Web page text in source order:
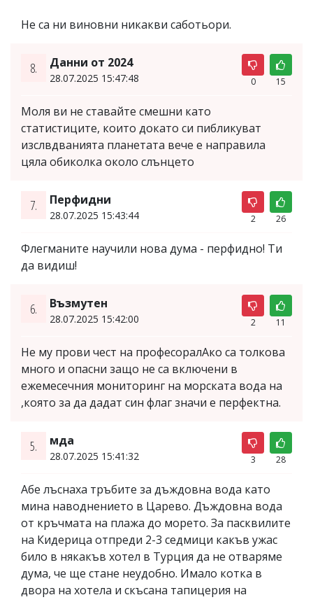
Не са ни виновни никакви саботьори.
8. Данни от 2024
28.07.2025 15:47:48 0 15
Моля ви не ставайте смешни като
статистиците, които докато си пибликуват
изслвдванията планетата вече е направила
цяла обиколка около слънцето
7. Перфидни
28.07.2025 15:43:44 2 26
Флегманите научили нова дума - перфидно! Ти
да видиш!
6. Възмутен
28.07.2025 15:42:00 2 11
Не му прови чест на професоралАко са толкова
много и опасни защо не са включени в
ежемесечния мониторинг на морската вода на
,която за да дадат син флаг значи е перфектна.
5. мда
28.07.2025 15:41:32 3 28
Абе лъснаха тръбите за дъждовна вода като
мина наводнението в Царево. Дъждовна вода
от кръчмата на плажа до морето. За пасквилите
на Кидерица отпреди 2-3 седмици какъв ужас
било в някакъв хотел в Турция да не отваряме
дума, че ще стане неудобно. Имало котка в
двора на хотела и скъсана тапицерия на